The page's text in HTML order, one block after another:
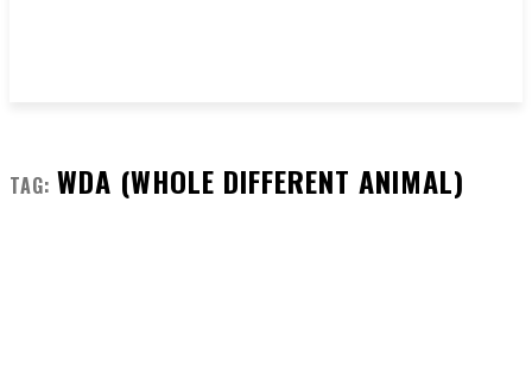
TAG: WDA (WHOLE DIFFERENT ANIMAL)